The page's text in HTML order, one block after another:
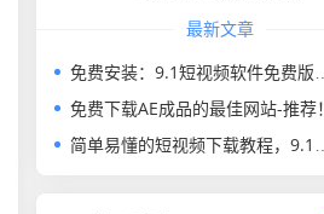
最新文章
免费安装：9.1短视频软件免费版，轻松享受短视频乐趣
免费下载AE成品的最佳网站-推荐！
简单易懂的短视频下载教程，9.1版本完全免费